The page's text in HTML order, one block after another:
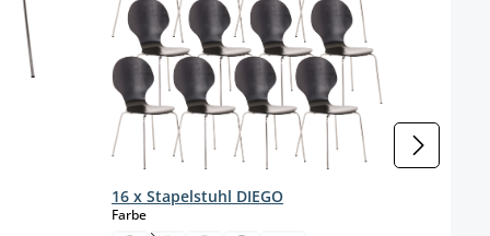
16 x Stapelstuhl DIEGO
Farbeauswählen